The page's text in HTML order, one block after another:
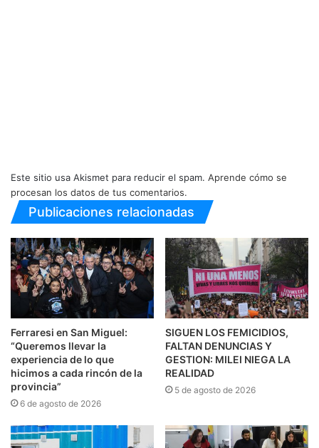
Este sitio usa Akismet para reducir el spam. Aprende cómo se
procesan los datos de tus comentarios.
Publicaciones relacionadas
Ferraresi en San Miguel:
“Queremos llevar la
experiencia de lo que
hicimos a cada rincón de la
provincia”
6 de agosto de 2026
SIGUEN LOS FEMICIDIOS,
FALTAN DENUNCIAS Y
GESTION: MILEI NIEGA LA
REALIDAD
5 de agosto de 2026